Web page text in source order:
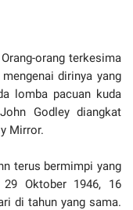
orang terkesima
dirinya yang
lomba pacuan kuda
Godley diangkat
Mirror.
terus bermimpi yang
29 Oktober 1946, 16
di tahun yang sama.